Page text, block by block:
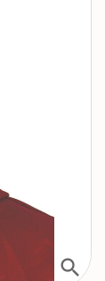
search